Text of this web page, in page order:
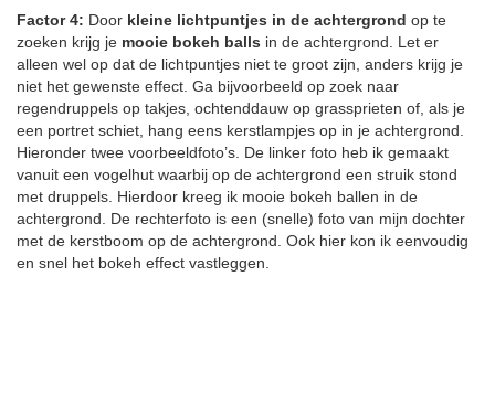
Factor 4: Door kleine lichtpuntjes in de achtergrond op te
zoeken krijg je mooie bokeh balls in de achtergrond. Let er
alleen wel op dat de lichtpuntjes niet te groot zijn, anders krijg je
niet het gewenste effect. Ga bijvoorbeeld op zoek naar
regendruppels op takjes, ochtenddauw op grassprieten of, als je
een portret schiet, hang eens kerstlampjes op in je achtergrond.
Hieronder twee voorbeeldfoto’s. De linker foto heb ik gemaakt
vanuit een vogelhut waarbij op de achtergrond een struik stond
met druppels. Hierdoor kreeg ik mooie bokeh ballen in de
achtergrond. De rechterfoto is een (snelle) foto van mijn dochter
met de kerstboom op de achtergrond. Ook hier kon ik eenvoudig
en snel het bokeh effect vastleggen.